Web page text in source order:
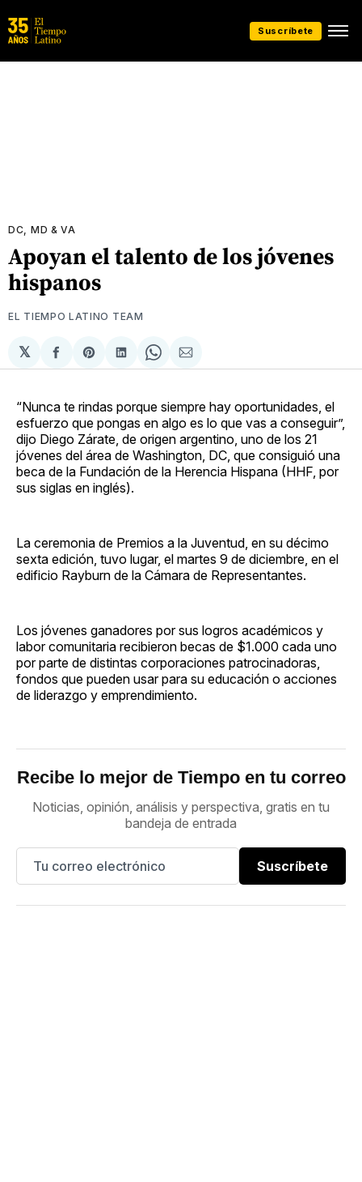
Suscríbete
DC, MD & VA
Apoyan el talento de los jóvenes
hispanos
EL TIEMPO LATINO TEAM
𝕏
Compartir
en
Share
on
Compartir
en
Share
on
Compartir
via
“Nunca te rindas porque siempre hay oportunidades, el
esfuerzo que pongas en algo es lo que vas a conseguir”,
dijo Diego Zárate, de origen argentino, uno de los 21
jóvenes del área de Washington, DC, que consiguió una
beca de la Fundación de la Herencia Hispana (HHF, por
sus siglas en inglés).
La ceremonia de Premios a la Juventud, en su décimo
sexta edición, tuvo lugar, el martes 9 de diciembre, en el
edificio Rayburn de la Cámara de Representantes.
Los jóvenes ganadores por sus logros académicos y
labor comunitaria recibieron becas de $1.000 cada uno
por parte de distintas corporaciones patrocinadoras,
fondos que pueden usar para su educación o acciones
de liderazgo y emprendimiento.
Recibe lo mejor de Tiempo en tu correo
Noticias, opinión, análisis y perspectiva, gratis en tu
bandeja de entrada
Suscríbete